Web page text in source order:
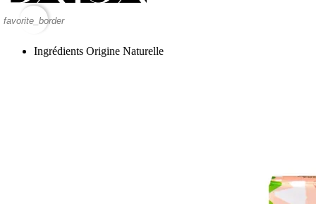
favorite_border
Ingrédients Origine Naturelle